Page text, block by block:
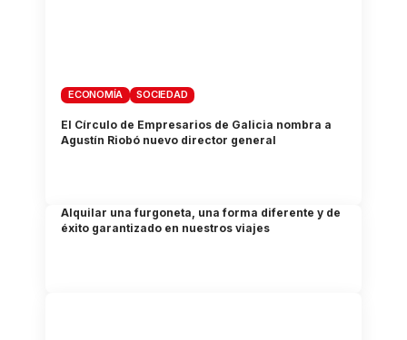
ECONOMÍA SOCIEDAD
El Círculo de Empresarios de Galicia nombra a
Agustín Riobó nuevo director general
Alquilar una furgoneta, una forma diferente y de
éxito garantizado en nuestros viajes